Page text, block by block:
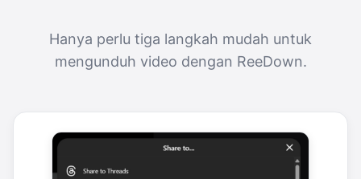
Hanya perlu tiga langkah mudah untuk
mengunduh video dengan ReeDown.